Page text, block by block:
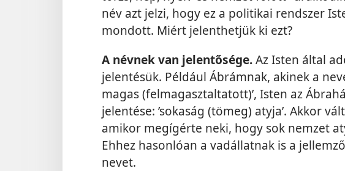
név azt jelzi, hogy ez a politikai rendszer
mondott. Miért jelenthetjük ki ezt?
A névnek van jelentősége.Az Isten által
jelentésük. Például Ábrámnak, akinek a
magas (felmagasztaltatott)’, Isten az
jelentése: ’sokaság (tömeg) atyja’. Akkor
amikor megígérte neki, hogy sok nemzet
Ehhez hasonlóan a vadállatnak is a
nevet.